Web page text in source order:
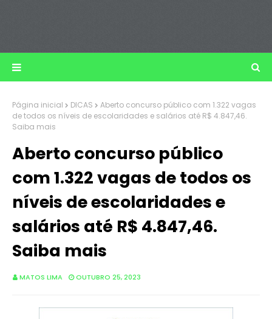
Página inicial DICAS
Aberto concurso público com 1.322 vagas
de todos os níveis de escolaridades e salários até R$ 4.847,46.
Saiba mais
Aberto concurso público
com 1.322 vagas de todos os
níveis de escolaridades e
salários até R$ 4.847,46.
Saiba mais
MATOS LIMA OUTUBRO 25, 2023